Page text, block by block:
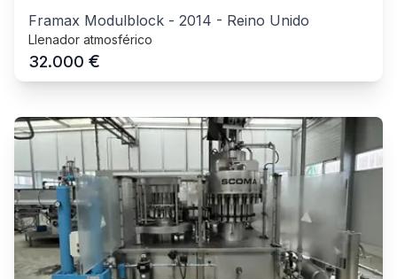
Framax Modulblock - 2014 - Reino Unido
Llenador atmosférico
32.000 €